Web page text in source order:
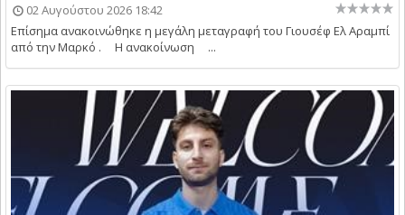
02 Αυγούστου 2026 18:42
Επίσημα ανακοινώθηκε η μεγάλη μεταγραφή του Γιουσέφ Ελ Αραμπί
από την Μαρκό . Η ανακοίνωση ...